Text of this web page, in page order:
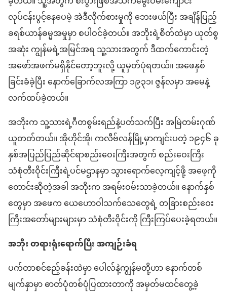
လုပ်ငန်း​ပွင့်​နေပေမဲ့ အဲဒီ​လိုက်စားမှု​ကို ဘေးဖယ်​ပြီး အချိန်ပြည့်​
ခရစ်ယာန်​ဓမ္မ​အမှုမှာ စ​ပါဝင်​ခဲ့တယ်။ အဘိုး​ရဲ့​စိတ်​ထဲမှာ ယု​တ်စွ​
အဆုံး ကျွန်မ​ရဲ့​အမြင်အရ သူ့​သား​အတွက် ဒီထက်​ကောင်း​တဲ့​
အဖော်အဖက်​မရှိ​နိုင်​တော့​ဘူးလို့ ယူမှတ်​ပုံ​ရတယ်။ အဖေ​နှစ်
ခြင်း​ခံ​ခဲ့​ပြီး နောက်​ခြောက်​လ​အကြာ ၁၉၃၁၊ ဇွန်လ​မှာ အမေနဲ့​
လက်ထပ်ခဲ့​တယ်။
အဘိုး​က သူ့​သားရဲ့​ဂီတ​စွမ်းရည်​နဲ့​ပတ်သက်ပြီး အမြဲတမ်း​ဂုဏ်
ယူ​တတ်တယ်။ အိုဟိုင်အို၊ က​လီဗ်​လ​န်​မြို့မှာ​ကျင်းပ​တဲ့ ၁၉၄၆ ခု
နှစ်​အပြည်ပြည်ဆိုင်ရာ​စည်းဝေးကြီး​အတွက် စည်းဝေးကြီး​
သံစုံတီးဝိုင်း​ကြီး​ရဲ့​ပင်မ​ဌာန​မှာ သွားရောက်​လေ့ကျင့်​ဖို့ အဖေ့ကို​
တောင်းဆို​တဲ့​အခါ အဘိုး​က အရမ်း​ဝမ်းသာ​ခဲ့တယ်။ နောက်​နှစ်
တွေ​မှာ အဖေက ယေဟောဝါသက်သေ​တွေ​ရဲ့ တခြား​စည်းဝေး
ကြီး​အတော်များများမှာ သံစုံတီးဝိုင်း​ကို ကြီးကြပ်​ပေး​ခဲ့​ရတယ်။
အဘိုး တရားရုံး​ရောက်​ပြီး အကျဉ်း​ခံရ
ပက်​တာ​စင်​ဧည့်​ခန်း​ထဲမှာ ပေါလ်​နဲ့​ကျွန်မ​တို့​ဟာ နောက်​တစ်​
မျက်နှာ​မှာ ဓာတ်​ပုံ​တစ်​ပုံ​ပြ​ထား​တာ​ကို အမှတ်မထင်​တွေ့ခဲ့​